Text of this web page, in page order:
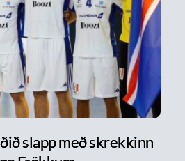
slapp með skrekkinn